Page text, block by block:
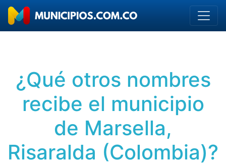
¿Qué otros nombres
recibe el municipio
de Marsella,
Risaralda (Colombia)?